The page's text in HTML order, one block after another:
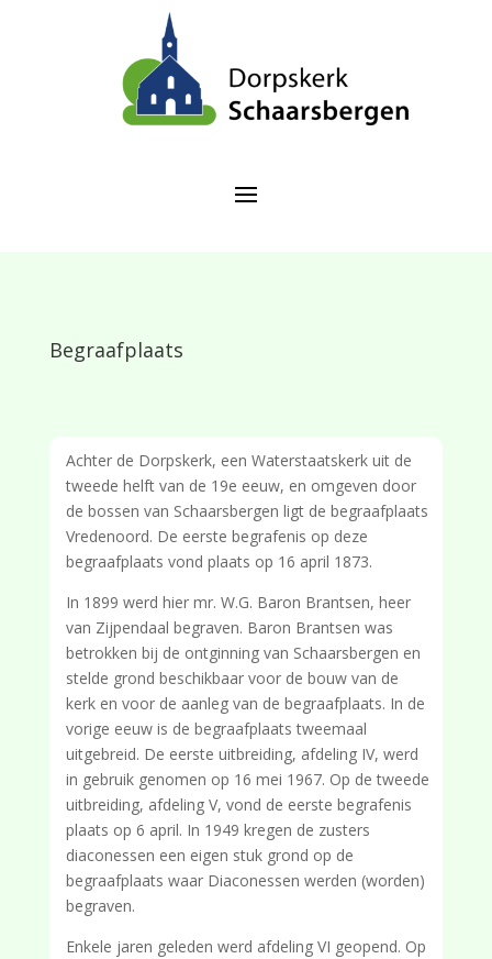
Begraafplaats
Achter de Dorpskerk, een Waterstaatskerk uit de
tweede helft van de 19e eeuw, en omgeven door
de bossen van Schaarsbergen ligt de begraafplaats
Vredenoord. De eerste begrafenis op deze
begraafplaats vond plaats op 16 april 1873.
In 1899 werd hier mr. W.G. Baron Brantsen, heer
van Zijpendaal begraven. Baron Brantsen was
betrokken bij de ontginning van Schaarsbergen en
stelde grond beschikbaar voor de bouw van de
kerk en voor de aanleg van de begraafplaats. In de
vorige eeuw is de begraafplaats tweemaal
uitgebreid. De eerste uitbreiding, afdeling IV, werd
in gebruik genomen op 16 mei 1967. Op de tweede
uitbreiding, afdeling V, vond de eerste begrafenis
plaats op 6 april. In 1949 kregen de zusters
diaconessen een eigen stuk grond op de
begraafplaats waar Diaconessen werden (worden)
begraven.
Enkele jaren geleden werd afdeling VI geopend. Op